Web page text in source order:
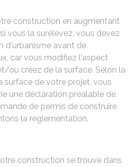
construction en augmentant
vous la surélevez, vous devez
d'urbanisme avant de
car vous modifiez l'aspect
ou créez de la surface. Selon la
surface de votre projet, vous
une déclaration préalable de
de permis de construire
la réglementation.
construction se trouve dans